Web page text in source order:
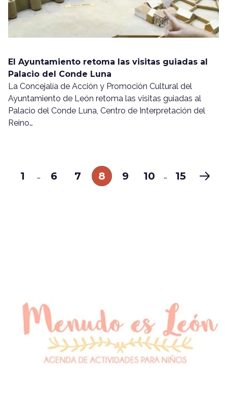
El Ayuntamiento retoma las visitas guiadas al
Palacio del Conde Luna
La Concejalía de Acción y Promoción Cultural del
Ayuntamiento de León retoma las visitas guiadas al
Palacio del Conde Luna, Centro de Interpretación del
Reino…
1 … 6 7 8 9 10 … 15